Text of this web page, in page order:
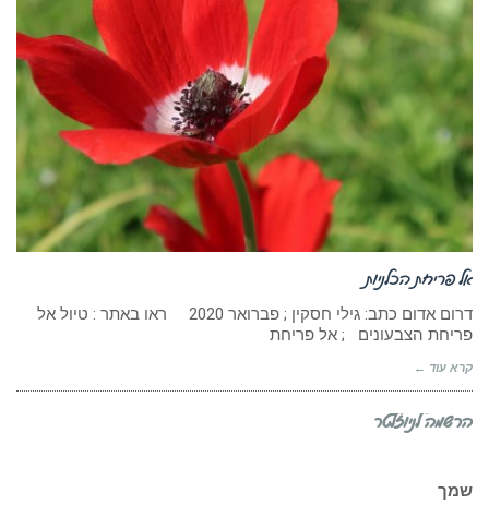
אל פריחת הכלניות
דרום אדום כתב: גילי חסקין ; פברואר 2020 ראו באתר : טיול אל
פריחת הצבעונים ; אל פריחת
קרא עוד ←
הרשמה לניוזלטר
שמך